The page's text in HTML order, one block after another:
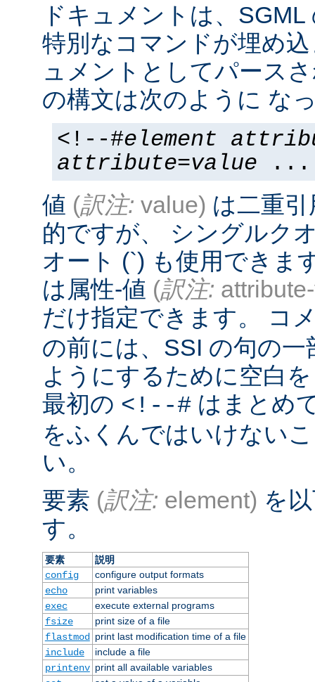
ドキュメントは、
特別なコマンドが埋め
ュメントとしてパース
の構文は次のように な
<!--#element
attribute=value ...
値 (訳注: value) は二重
的ですが、 シングルク
オート (`) も使用できま
は属性-値 (訳注:
だけ指定できます。 コ
の前には、SSI の句の
ようにするために空白
最初の <!--# はまとめ
をふくんではいけない
い。
要素 (訳注: element) を
す。
要素
説明
config
configure output formats
echo
print variables
exec
execute external programs
fsize
print size of a file
flastmod
print last modification time of a file
include
include a file
printenv print all available variables